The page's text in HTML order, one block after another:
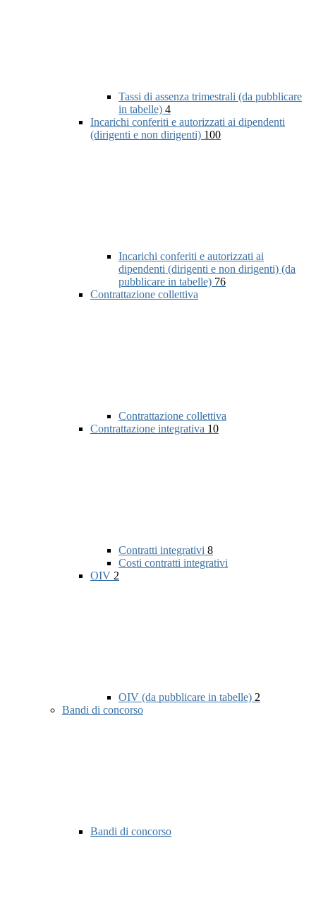
Tassi di assenza trimestrali (da pubblicare
in tabelle) 4
Incarichi conferiti e autorizzati ai dipendenti
(dirigenti e non dirigenti) 100
Incarichi conferiti e autorizzati ai
dipendenti (dirigenti e non dirigenti) (da
pubblicare in tabelle) 76
Contrattazione collettiva
Contrattazione collettiva
Contrattazione integrativa 10
Contratti integrativi 8
Costi contratti integrativi
OIV 2
OIV (da pubblicare in tabelle) 2
Bandi di concorso
Bandi di concorso